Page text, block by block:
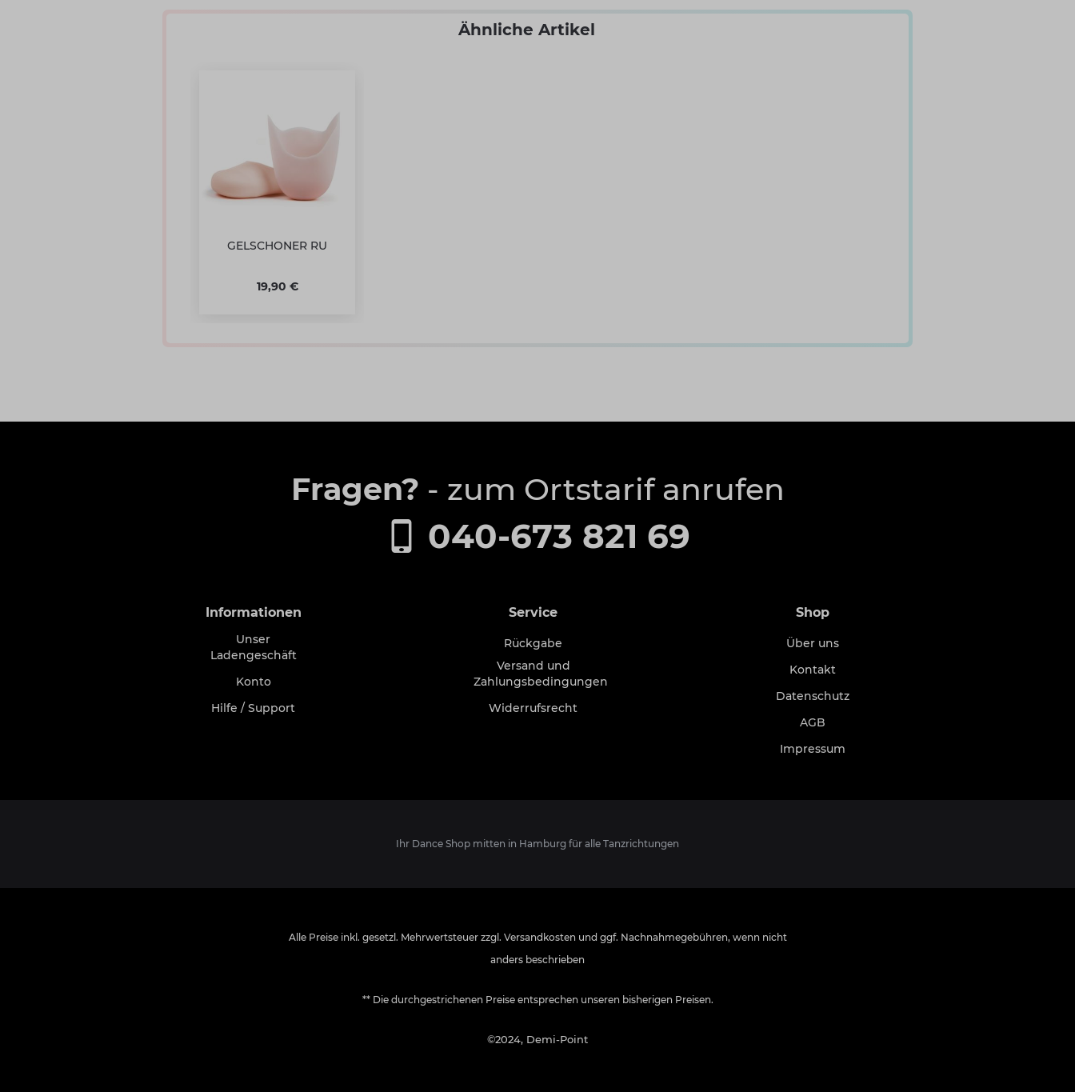
Ähnliche Artikel
GELSCHONER RU
19,90 €
Fragen? - zum Ortstarif anrufen
040-673 821 69
Informationen
Unser
Ladengeschäft
Konto
Hilfe / Support
Service
Rückgabe
Versand und
Zahlungsbedingungen
Widerrufsrecht
Shop
Über uns
Kontakt
Datenschutz
AGB
Impressum
Ihr Dance Shop mitten in Hamburg für alle Tanzrichtungen
Alle Preise inkl. gesetzl. Mehrwertsteuer zzgl. Versandkostenund ggf. Nachnahmegebühren, wenn nicht
anders beschrieben
** Die durchgestrichenen Preise entsprechen unseren bisherigen Preisen.
©2024, Demi-Point